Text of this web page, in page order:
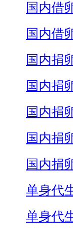
国内借
国内借
国内捐
国内捐
国内捐
国内捐
国内捐
单身代
单身代